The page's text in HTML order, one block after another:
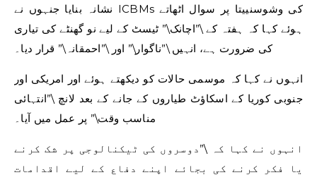
نشانہ بنایا جنہوں نے ICBMs کی وشوسنییتا پر سوال اٹھاتے
ہوئے کہا کہ ہفتہ کے \”اچانک\” ٹیسٹ کے لیے نو گھنٹے کی تیاری
کی ضرورت ہے، انہیں \”ناگوار\” اور \”احمقانہ\” قرار دیا۔
انہوں نے کہا کہ موسمی حالات کو دیکھتے ہوئے اور امریکی اور
جنوبی کوریا کے اسکاؤٹ طیاروں کے جانے کے بعد لانچ \”انتہائی
مناسب وقت\” پر عمل میں آیا۔
انہوں نے کہا کہ \”دوسروں کی ٹیکنالوجی پر شک کرنے
یا فکر کرنے کی بجائے اپنے دفاع کے لیے اقدامات